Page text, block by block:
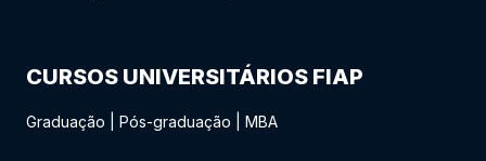
CURSOS UNIVERSITÁRIOS FIAP
Graduação Pós-graduação MBA